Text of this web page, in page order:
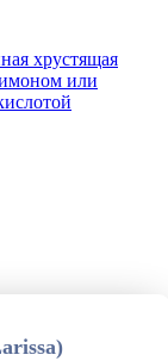
хрустящая
или